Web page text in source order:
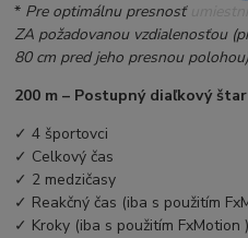
* Pre optimálnu presnosť
ZA požadovanou vzdialenosťou
80 cm pred jeho presnou
200 m – Postupný diaľkový
✓ 4 športovci
✓ Celkový čas
✓ 2 medzičasy
✓ Reakčný čas (iba s použitím
✓ Kroky (iba s použitím FxMotion